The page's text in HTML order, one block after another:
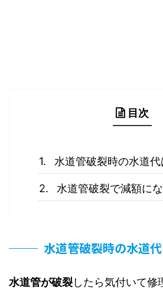
目次
水道管破裂時の水道代
水道管破裂で減額に
水道管破裂時の水道
水道管が破裂したら気付いて修